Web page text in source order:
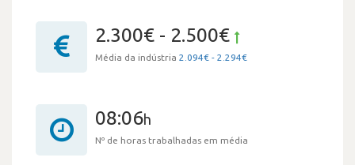
2.300€ - 2.500€
Média da indústria 2.094€ - 2.294€
08:06h
Nº de horas trabalhadas em média